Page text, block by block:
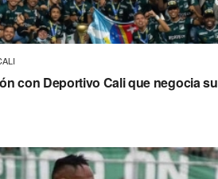
con Deportivo Cali que negocia su